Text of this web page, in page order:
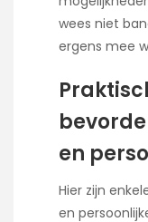
wees niet
ergens mee
en
Hier zijn
en